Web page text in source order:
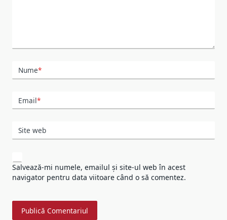
Nume*
Email*
Site web
Salvează-mi numele, emailul și site-ul web în acest
navigator pentru data viitoare când o să comentez.